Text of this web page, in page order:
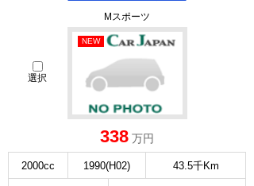
Mスポーツ
選択
NEW
338 万円
2000cc 1990(H02) 43.5千Km